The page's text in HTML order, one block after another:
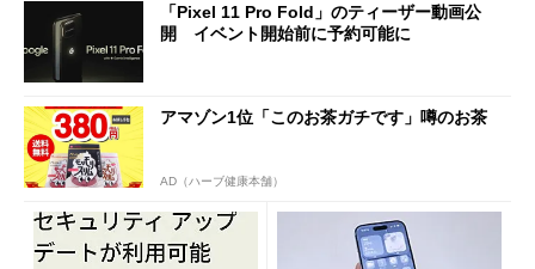
「Pixel 11 Pro Fold」のティーザー動画公
開 イベント開始前に予約可能に
アマゾン1位「このお茶ガチです」噂のお茶
AD（ハーブ健康本舗）